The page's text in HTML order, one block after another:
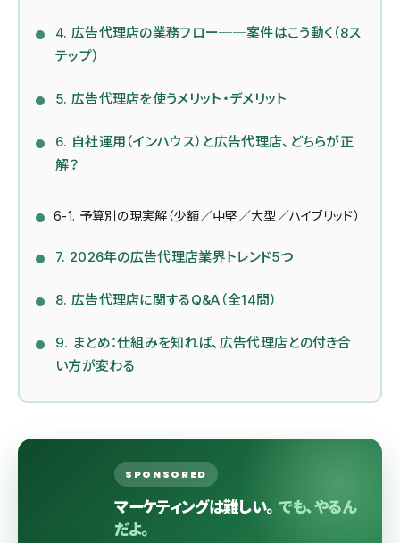
4. 広告代理店の業務フロー──案件はこう動く（8ス
テップ）
5. 広告代理店を使うメリット・デメリット
6. 自社運用（インハウス）と広告代理店、どちらが正
解？
6-1. 予算別の現実解（少額／中堅／大型／ハイブリッド）
7. 2026年の広告代理店業界トレンド5つ
8. 広告代理店に関するQ&A（全14問）
9. まとめ：仕組みを知れば、広告代理店との付き合
い方が変わる
SPONSORED
マーケティングは難しい。 でも、やるん
だよ。